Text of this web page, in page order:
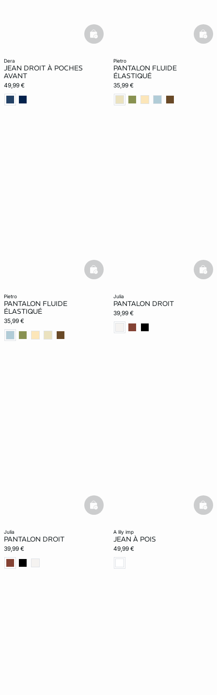
dera
JEAN DROIT À POCHES
AVANT
49,99 €
basketfull
pietro
PANTALON FLUIDE
ÉLASTIQUÉ
35,99 €
pietro
PANTALON FLUIDE
ÉLASTIQUÉ
35,99 €
basketfull
julia
PANTALON DROIT
39,99 €
julia
PANTALON DROIT
39,99 €
basketfull
a lily imp
JEAN À POIS
49,99 €